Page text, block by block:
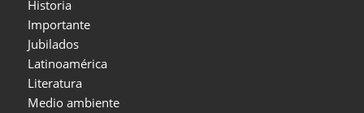
Historia
Importante
Jubilados
Latinoamérica
Literatura
Medio ambiente